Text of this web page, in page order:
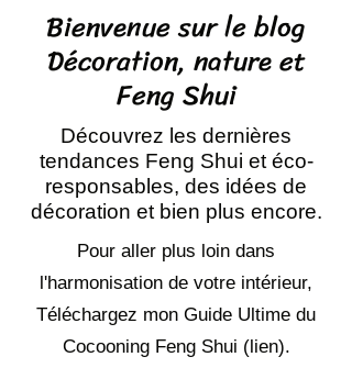
Bienvenue sur le blog
Décoration, nature et
Feng Shui
Découvrez les dernières
tendances Feng Shui et éco-
responsables, des idées de
décoration et bien plus encore.
Pour aller plus loin dans
l'harmonisation de votre intérieur,
Téléchargez mon Guide Ultime du
Cocooning Feng Shui (lien).